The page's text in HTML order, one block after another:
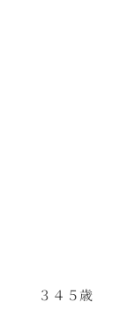
３４５歳